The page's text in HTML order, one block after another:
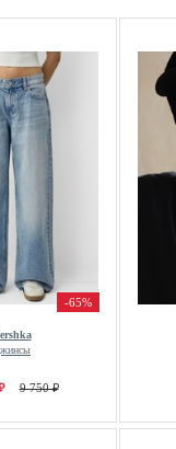
-65%
9 750 ₽